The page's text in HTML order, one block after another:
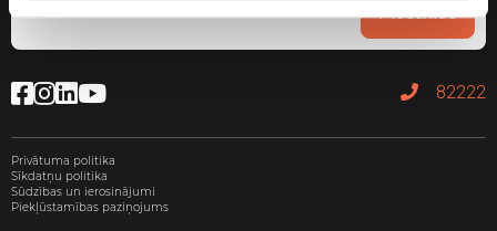
Piesakies
82222
Privātuma politika
Sīkdatņu politika
Sūdzības un ierosinājumi
Piekļūstamības paziņojums